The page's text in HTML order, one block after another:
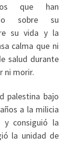
que han
sobre su
su vida y la
calma que ni
salud durante
ni morir.
palestina bajo
a la milicia
y consiguió la
la unidad de